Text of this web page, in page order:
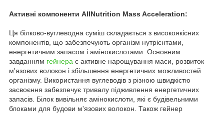
Активні компоненти AllNutrition Mass Acceleration:
Ця білково-вуглеводна суміш складається з високоякісних
компонентів, що забезпечують організм нутрієнтами,
енергетичним запасом і амінокислотами. Основним
завданням гейнера є активне нарощування маси, розвиток
м'язових волокон і збільшення енергетичних можливостей
організму. Використання вуглеводів з різною швидкістю
засвоєння забезпечує тривалу підживлення енергетичних
запасів. Білок вивільняє амінокислоти, які є будівельними
блоками для будови м'язових волокон. Також гейнер